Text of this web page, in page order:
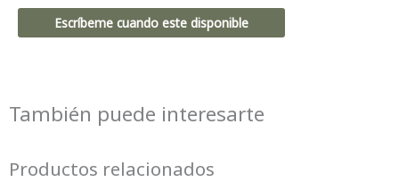
Escríbeme cuando este disponible
También puede interesarte
Productos relacionados